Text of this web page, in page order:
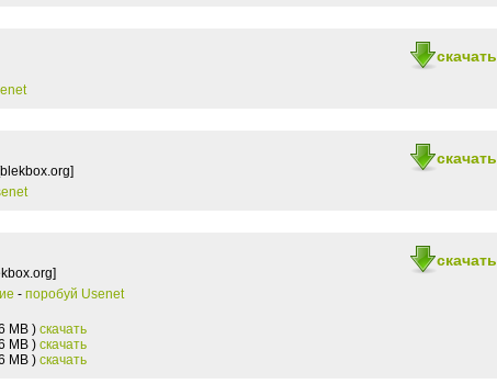
скачать
скачать
скачать
- поробуй Usenet
MB ) скачать
MB ) скачать
MB ) скачать